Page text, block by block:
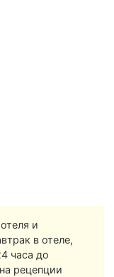
и
в отеле,
часа до
рецепции